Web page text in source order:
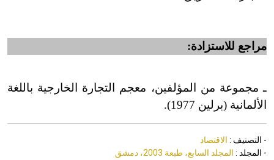
مراجع للاستزادة:
ـ مجموعة من المؤلفين، معجم التجارة الخارجية باللغة
الألمانية (برلين 1977).
- التصنيف : الاقتصاد
- المجلد : المجلد السابع، طبعة 2003، دمشق